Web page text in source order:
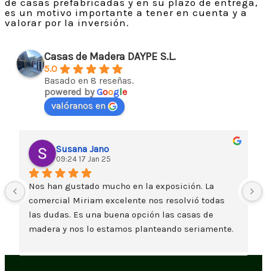
es un motivo importante a tener en cuenta y a
valorar por la inversión.
Casas de Madera DAYPE S.L.
5.0
Basado en 8 reseñas.
powered byGoogle
valóranos en
Susana Jano
09:24 17 Jan 25
Nos han gustado mucho en la exposición. La
comercial Miriam excelente nos resolvió todas
las dudas. Es una buena opción las casas de
madera y nos lo estamos planteando seriamente.